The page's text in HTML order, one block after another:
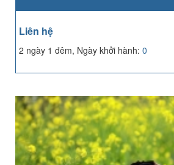
Liên hệ
2 ngày 1 đêm, Ngày khởi hành: 0